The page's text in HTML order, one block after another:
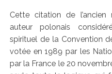
Cette citation de
auteur polonais
spirituel de la Convention
votée en 1989 par les
par la France le 20